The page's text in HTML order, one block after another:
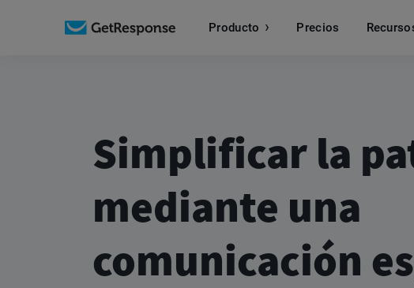
Producto Precios
Simplificar la
mediante una
comunicación